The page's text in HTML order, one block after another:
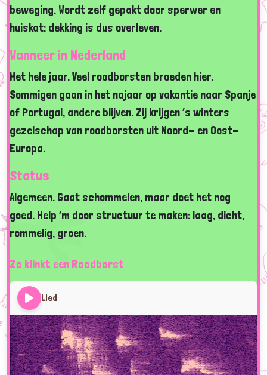
beweging. Wordt zelf gepakt door sperwer en
huiskat: dekking is dus overleven.
Wanneer in Nederland
Het hele jaar. Veel roodborsten broeden hier.
Sommigen gaan in het najaar op vakantie naar Spanje
of Portugal, andere blijven. Zij krijgen ’s winters
gezelschap van roodborsten uit Noord- en Oost-
Europa.
Status
Algemeen. Gaat schommelen, maar doet het nog
goed. Help ’m door structuur te maken: laag, dicht,
rommelig, groen.
Zo klinkt een Roodborst
Lied